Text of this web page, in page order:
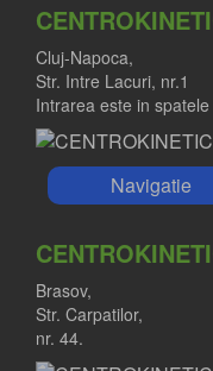
Cluj-Napoca,
Str. Intre Lacuri, nr.1
Intrarea este in
Navigatie
Brasov,
Str. Carpatilor,
nr. 44.